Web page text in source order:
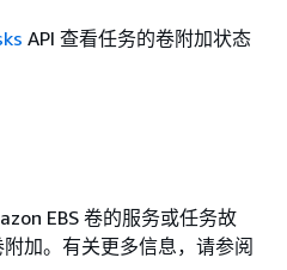
API 查看任务的卷附加状态
EBS 卷的服务或任务故
加。有关更多信息，请参阅